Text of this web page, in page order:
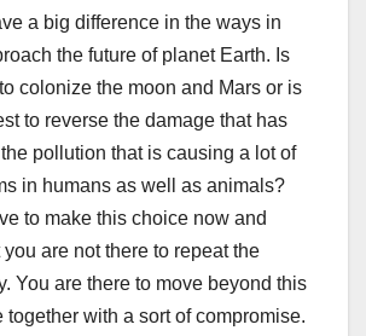
a big difference in the ways in
the future of planet Earth. Is
colonize the moon and Mars or is
to reverse the damage that has
pollution that is causing a lot of
in humans as well as animals?
to make this choice now and
are not there to repeat the
You are there to move beyond this
together with a sort of compromise.